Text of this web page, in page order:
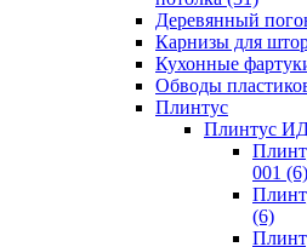
Деревянный
Карнизы для
Кухонные
Обводы
Плинтус
Плинтус
001 (6)
(6)